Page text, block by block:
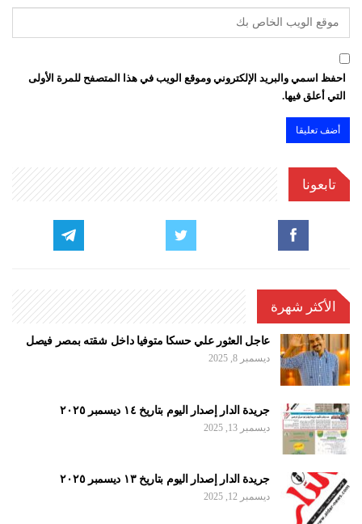
احفظ اسمي والبريد الإلكتروني وموقع الويب في هذا المتصفح للمرة الأولى
التي أعلق فيها.
تابعونا
الأكثر شهرة
عاجل العثور علي حسكا متوفيا داخل شقته بمصر فيصل
ديسمبر 8, 2025
جريدة الدار إصدار اليوم بتاريخ ١٤ ديسمبر ٢٠٢٥
ديسمبر 13, 2025
جريدة الدار إصدار اليوم بتاريخ ١٣ ديسمبر ٢٠٢٥
ديسمبر 12, 2025